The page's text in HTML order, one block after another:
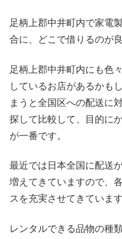
足柄上郡中井町内で家電
合に、どこで借りるのが
足柄上郡中井町内にも色
しているお店があるかも
まうと全国区への配送に
探して比較して、目的に
が一番です。
最近では日本全国に配送
増えてきていますので、
スを充実させてきています
レンタルできる品物の種